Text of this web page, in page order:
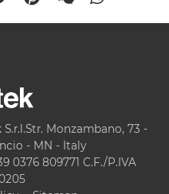
Monzambano, 73 -
- MN - Italy
0376 809771 C.F./P.IVA